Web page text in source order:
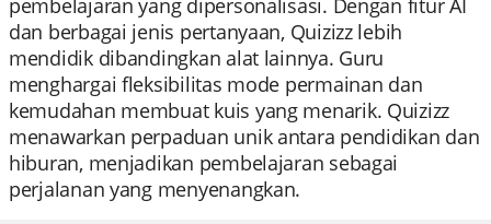
pembelajaran yang dipersonalisasi. Dengan fitur AI
dan berbagai jenis pertanyaan, Quizizz lebih
mendidik dibandingkan alat lainnya. Guru
menghargai fleksibilitas mode permainan dan
kemudahan membuat kuis yang menarik. Quizizz
menawarkan perpaduan unik antara pendidikan dan
hiburan, menjadikan pembelajaran sebagai
perjalanan yang menyenangkan.